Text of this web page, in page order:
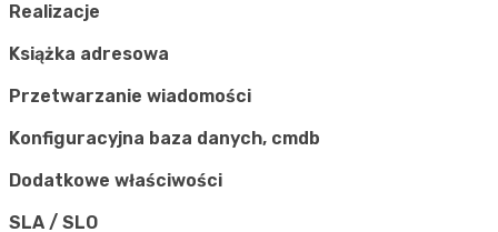
Realizacje
Książka adresowa
Przetwarzanie wiadomości
Konfiguracyjna baza danych, cmdb
Dodatkowe właściwości
SLA / SLO